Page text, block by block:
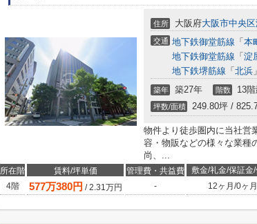
住所 大阪府大阪市中央区
交通 地下鉄御堂筋線 「 本
地下鉄御堂筋線 「 淀
地下鉄堺筋線 「 北浜
築年 築27年 階数 13
坪数/面積 249.80坪 /
物件より徒歩圏内に当社営
容・物販などの様々な業種
尚、...
所在階 賃料/坪単価 管理費・共益費 敷金/礼金/保証金/
4階
577万380円 /2.31万円 - 12ヶ月 /0ヶ月